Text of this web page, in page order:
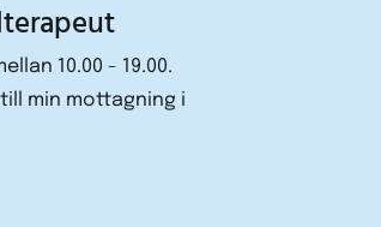
10.00 - 19.00.
min mottagning i